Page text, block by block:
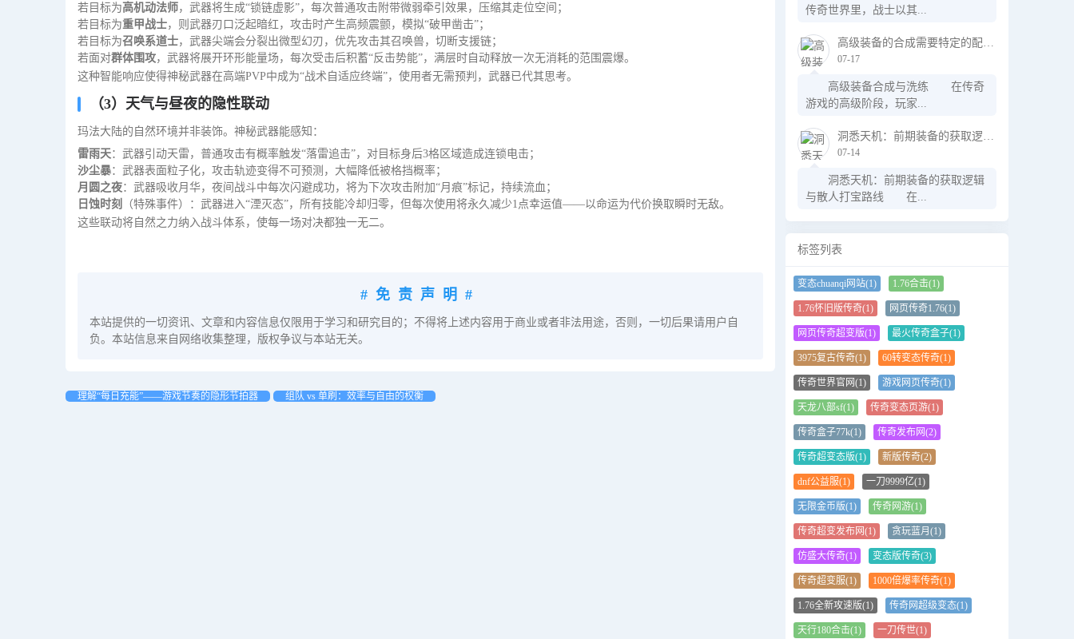
若目标为高机动法师，武器将生成“锁链虚影”，每次普通攻击附带微弱牵引效果，压缩其走位空间；
若目标为重甲战士，则武器刃口泛起暗红，攻击时产生高频震颤，模拟“破甲凿击”；
若目标为召唤系道士，武器尖端会分裂出微型幻刃，优先攻击其召唤兽，切断支援链；
若面对群体围攻，武器将展开环形能量场，每次受击后积蓄“反击势能”，满层时自动释放一次无消耗的范围震爆。
这种智能响应使得神秘武器在高端PVP中成为“战术自适应终端”，使用者无需预判，武器已代其思考。
（3）天气与昼夜的隐性联动
玛法大陆的自然环境并非装饰。神秘武器能感知：
雷雨天：武器引动天雷，普通攻击有概率触发“落雷追击”，对目标身后3格区域造成连锁电击；
沙尘暴：武器表面粒子化，攻击轨迹变得不可预测，大幅降低被格挡概率；
月圆之夜：武器吸收月华，夜间战斗中每次闪避成功，将为下次攻击附加“月痕”标记，持续流血；
日蚀时刻
（特殊事件）：武器进入“湮灭态”，所有技能冷却归零，但每次使用将永久减少1点幸运值——以命运为代价换取瞬时无敌。
这些联动将自然之力纳入战斗体系，使每一场对决都独一无二。
#免责声明#
本站提供的一切资讯、文章和内容信息仅限用于学习和研究目的；不得将上述内容用于商业或者非法用途，否则，一切后果请用户自
负。本站信息来自网络收集整理，版权争议与本站无关。
理解“每日充能”——游戏节奏的隐形节拍器 组队 vs 单刷：效率与自由的权衡
传奇世界里，战士以其...
高级装备的合成需要特定的配方和方法
07-17
高级装备合成与洗练 在传奇
游戏的高级阶段，玩家...
洞悉天机：前期装备的获取逻辑与散人打宝路线
07-14
洞悉天机：前期装备的获取逻辑
与散人打宝路线 在...
标签列表
变态chuanqi网站(1) 1.76合击(1)
1.76怀旧版传奇(1) 网页传奇1.76(1)
网页传奇超变版(1) 最火传奇盒子(1)
3975复古传奇(1) 60转变态传奇(1)
传奇世界官网(1) 游戏网页传奇(1)
天龙八部sf(1) 传奇变态页游(1)
传奇盒子77k(1) 传奇发布网(2)
传奇超变态版(1) 新版传奇(2)
dnf公益服(1) 一刀9999亿(1)
无限金币版(1) 传奇网游(1)
传奇超变发布网(1) 贪玩蓝月(1)
仿盛大传奇(1) 变态版传奇(3)
传奇超变服(1) 1000倍爆率传奇(1)
1.76全新攻速版(1) 传奇网超级变态(1)
天行180合击(1) 一刀传世(1)